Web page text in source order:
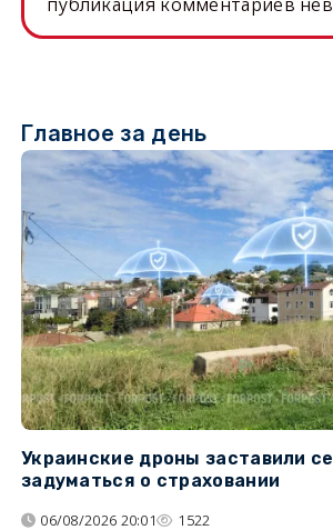
Главное за день
Украинские дроны заставили
задуматься о страховании
06/08/2026 20:01 1522